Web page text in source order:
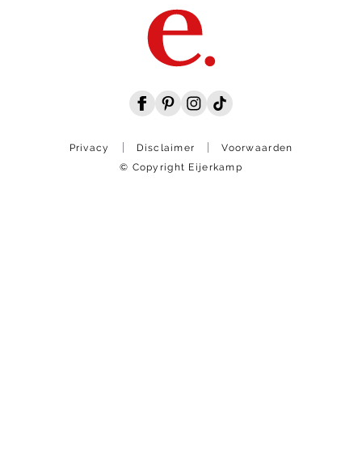
Privacy Disclaimer
Voorwaarden
© Copyright Eijerkamp